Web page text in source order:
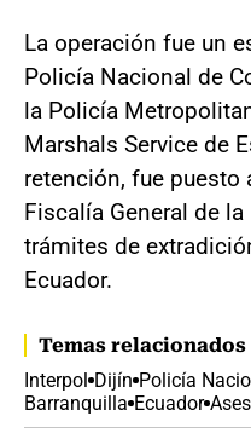
La operación fue un
Policía Nacional de
la Policía
Marshals Service de
retención, fue
Fiscalía General de
trámites de
Ecuador.
Temas relacionados
Interpol Dijín Policía
Barranquilla Ecuador